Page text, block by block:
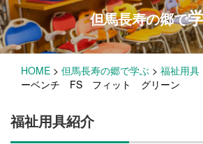
学 ぶ(健康福祉)
泊まる(宿泊)
施設・料金
但馬長寿の郷で
HOME > 但馬長寿の郷で学ぶ > 福祉用具
ーベンチ FS フィット グリーン
福祉用具紹介